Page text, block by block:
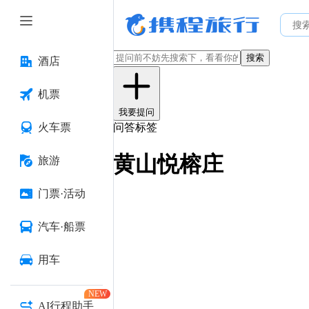
酒店
机票
火车票
旅游
门票·活动
汽车·船票
用车
AI行程助手
NEW
搜索
我要提问
问答标签
黄山悦榕庄